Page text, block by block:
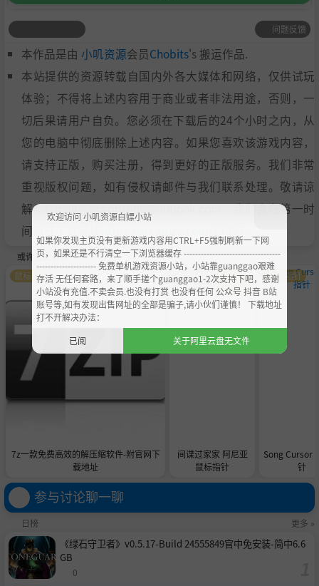
问题反馈
本作品是由 小叽资源会员Chobits's 搬运作品.
本站提供的资源转载自国内外各大媒体和网络，仅供试玩
体验；不得将上述内容用于商业或者非法用途，否则，一
切后果请用户自负。您必须在下载后的24个小时之内，从
您的电脑中彻底删除上述内容。如果您喜欢该游戏内容，
请支持正版，购买注册，得到更好的正版服务。我们非常
重视版权问题，如有侵权请邮件与我们联系处理。敬请谅
解！E-mail：acgbns666@outlook.com，我们会在第一时
间断开下载链接
或许您会喜欢
7z一款免费高效的解压缩软件-附官网下
载地址
鼠标指针
间谍过家家 阿尼亚
鼠标指针
萌化美
化
鼠标指
针
Song Cursor
针
鼠标指针
参与讨论聊一聊
日榜 更多 »
《绿石守卫者》v0.5.17-Build 24555849官中免安装-简中6.6
GB
0
欢迎访问 小叽资源白嫖小站
如果你发现主页没有更新游戏内容用CTRL+F5强制刷新一下网
页，如果还是不行清空一下浏览器缓存 ----------------------------------
--------------------- 免费单机游戏资源小站，小站靠guanggao艰难
存活 无任何套路，来了顺手搓个guanggao1-2次支持下吧，感谢
小站没有充值.不卖会员.也没有打赏 也没有任何 公众号 抖音 B站
账号等,如有发现出售网址的全部是骗子,请小伙们谨慎！ 下载地址
打不开解决办法：
已阅
关于阿里云盘无文件